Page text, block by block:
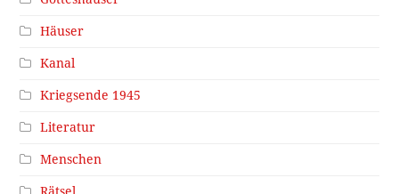
Häuser
Kanal
Kriegsende 1945
Literatur
Menschen